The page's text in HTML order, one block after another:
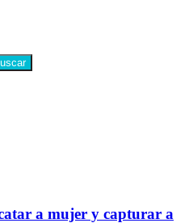
a mujer y capturar a